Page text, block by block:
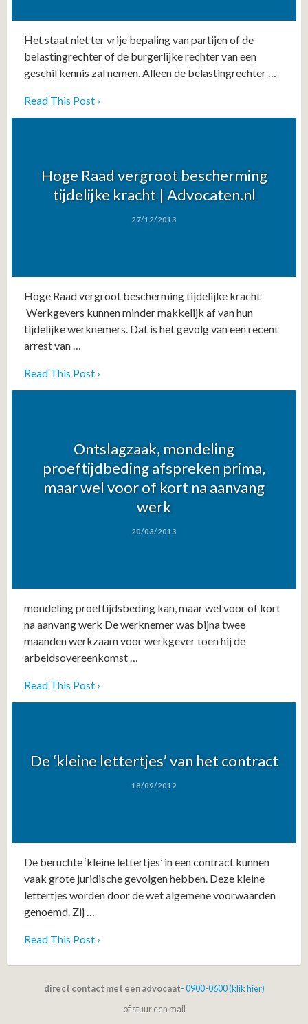
Het staat niet ter vrije bepaling van partijen of de
belastingrechter of de burgerlijke rechter van een
geschil kennis zal nemen. Alleen de belastingrechter …
Read This Post ›
Hoge Raad vergroot bescherming
tijdelijke kracht | Advocaten.nl
27/12/2013
Hoge Raad vergroot bescherming tijdelijke kracht
Werkgevers kunnen minder makkelijk af van hun
tijdelijke werknemers. Dat is het gevolg van een recent
arrest van …
Read This Post ›
Ontslagzaak, mondeling
proeftijdbeding afspreken prima,
maar wel voor of kort na aanvang
werk
20/03/2013
mondeling proeftijdsbeding kan, maar wel voor of kort
na aanvang werk De werknemer was bijna twee
maanden werkzaam voor werkgever toen hij de
arbeidsovereenkomst …
Read This Post ›
De ‘kleine lettertjes’ van het contract
18/09/2012
De beruchte ‘kleine lettertjes’ in een contract kunnen
vaak grote juridische gevolgen hebben. Deze kleine
lettertjes worden door de wet algemene voorwaarden
genoemd. Zij …
Read This Post ›
direct contact met een advocaat- 0900-0600 (klik hier)
of stuur een mail